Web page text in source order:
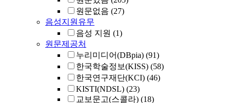
원문없음 (27)
음성지원유무
음성 지원 (1)
원문제공처
누리미디어(DBpia) (91)
한국학술정보(KISS) (58)
한국연구재단(KCI) (46)
KISTI(NDSL) (23)
교보문고(스콜라) (18)